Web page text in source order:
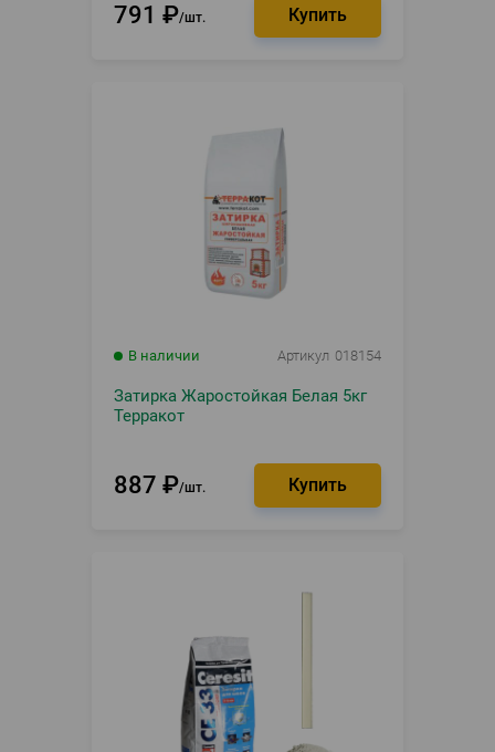
791 ₽ шт.
В наличии Артикул 018154
Затирка Жаростойкая Белая 5кг
Терракот
887 ₽ шт.